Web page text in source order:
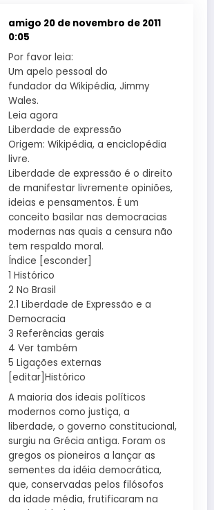
amigo 20 de novembro de 2011
0:05
Por favor leia:
Um apelo pessoal do
fundador da Wikipédia, Jimmy
Wales.
Leia agora
Liberdade de expressão
Origem: Wikipédia, a enciclopédia
livre.
Liberdade de expressão é o direito
de manifestar livremente opiniões,
ideias e pensamentos. É um
conceito basilar nas democracias
modernas nas quais a censura não
tem respaldo moral.
Índice [esconder]
1 Histórico
2 No Brasil
2.1 Liberdade de Expressão e a
Democracia
3 Referências gerais
4 Ver também
5 Ligações externas
[editar]Histórico
A maioria dos ideais políticos
modernos como justiça, a
liberdade, o governo constitucional,
surgiu na Grécia antiga. Foram os
gregos os pioneiros a lançar as
sementes da idéia democrática,
que, conservadas pelos filósofos
da idade média, frutificaram na